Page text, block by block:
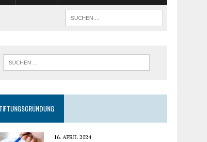
16. APRIL 2024